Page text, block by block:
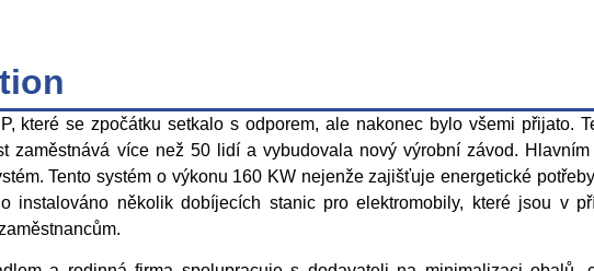
které se zpočátku setkalo s odporem, ale nakonec bylo všemi přijato.
zaměstnává více než 50 lidí a vybudovala nový výrobní závod.
Tento systém o výkonu 160 KW nejenže zajišťuje energetické
instalováno několik dobíjecích stanic pro elektromobily, které jsou v